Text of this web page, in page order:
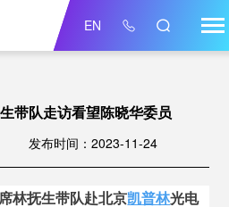
EN
带队走访看望陈晓华委员
发布时间：2023-11-24
林抚生带队赴北京凯普林光电